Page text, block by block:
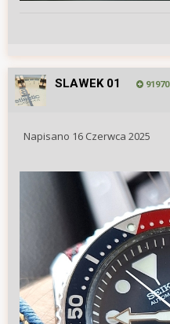
SLAWEK 01 91970
Napisano 16 Czerwca 2025